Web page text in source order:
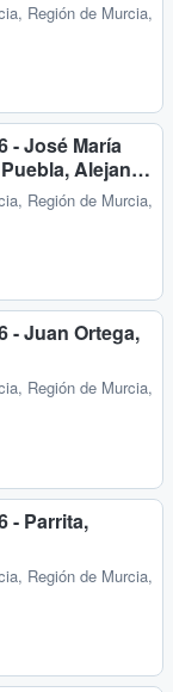
Región de Murcia,
- José María
Alejan…
Región de Murcia,
- Juan Ortega,
Región de Murcia,
- Parrita,
Región de Murcia,